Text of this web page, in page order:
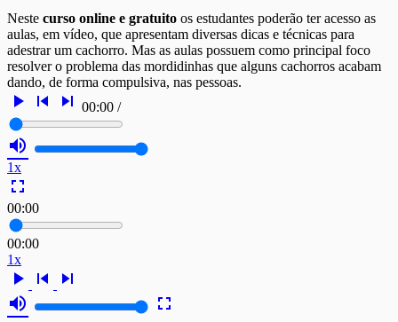
Neste curso online e gratuito os estudantes poderão ter acesso as
aulas, em vídeo, que apresentam diversas dicas e técnicas para
adestrar um cachorro. Mas as aulas possuem como principal foco
resolver o problema das mordidinhas que alguns cachorros acabam
dando, de forma compulsiva, nas pessoas.
play_arrow skip_previous skip_next 00:00 /
volume_up
1x
fullscreen
00:00
00:00
1x
play_arrow skip_previous
skip_next
volume_up
fullscreen